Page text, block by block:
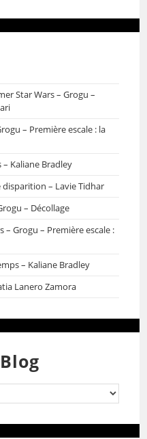
Star Wars – Grogu –
– Première escale : la
Kaliane Bradley
disparition – Lavie Tidhar
– Décollage
– Grogu – Première escale :
– Kaliane Bradley
Lanero Zamora